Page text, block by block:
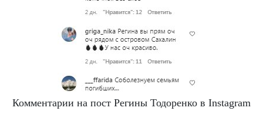
Комментарии на пост Регины Тодоренко в Instagram